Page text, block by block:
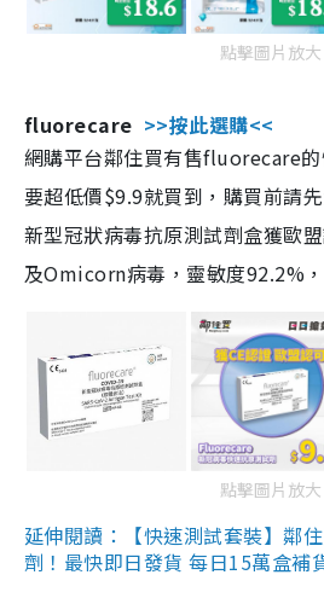
點擊圖片放大
fluorecare >>按此選購<<
網購平台鄰住買有售fluorecare
要超低價$9.9就買到，購買前請
新型冠狀病毒抗原測試劑盒獲歐
及Omicorn病毒，靈敏度92.2%
點擊圖片放大
延伸閱讀：【快速測試套裝】鄰
劑！最快即日發貨 每日15萬盒補